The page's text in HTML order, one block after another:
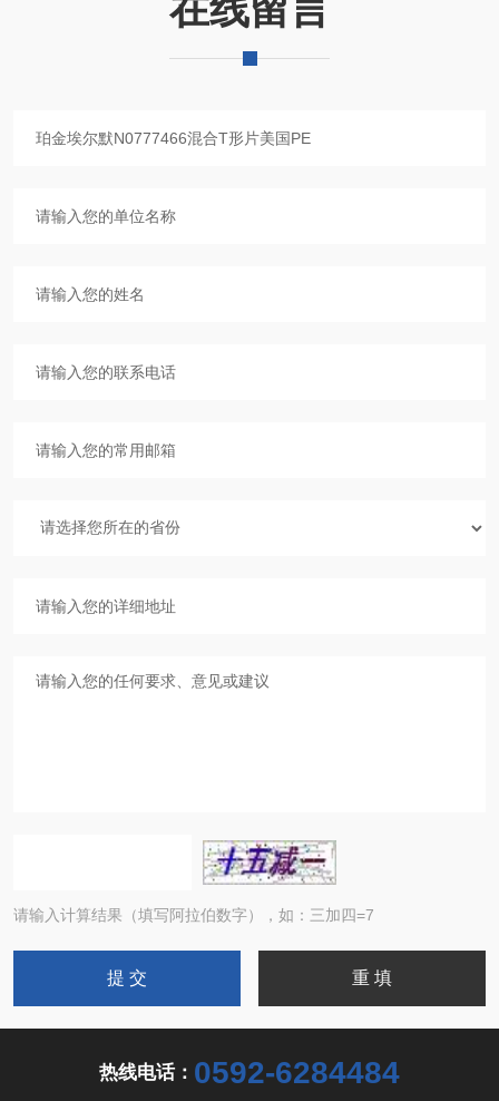
在线留言
请输入计算结果（填写阿拉伯数字），如：三加四=7
热线电话： 0592-6284484